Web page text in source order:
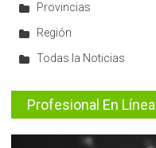
Provincias
Región
Todas la Noticias
Profesional En Línea